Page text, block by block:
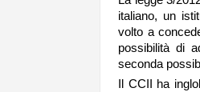
italiano, un
volto a
possibilità di
seconda
Il CCII ha